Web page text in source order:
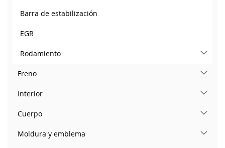
Barra de estabilización
EGR
Rodamiento
Freno
Interior
Cuerpo
Moldura y emblema